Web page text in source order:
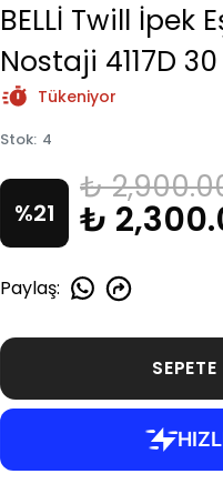
BELLİ Twill İpek
Nostaji 4117D 30
Tükeniyor
Stok: 4
%21
₺
₺
Paylaş:
SEPETE